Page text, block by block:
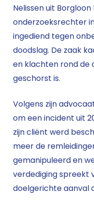
Nelissen uit
onderzoeksrechter
ingediend tegen
doodslag. De zaak
en klachten rond de
geschorst is.
Volgens zijn
om een incident uit
zijn cliënt werd
meer de
gemanipuleerd en
verdediging spreekt
doelgerichte aanval